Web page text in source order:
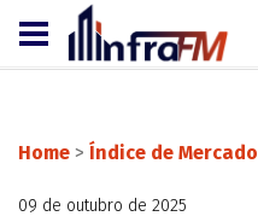
Home > Índice de Mercado
09 de outubro de 2025